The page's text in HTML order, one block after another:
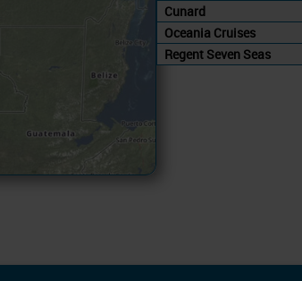
Cunard
Oceania Cruises
Regent Seven Seas